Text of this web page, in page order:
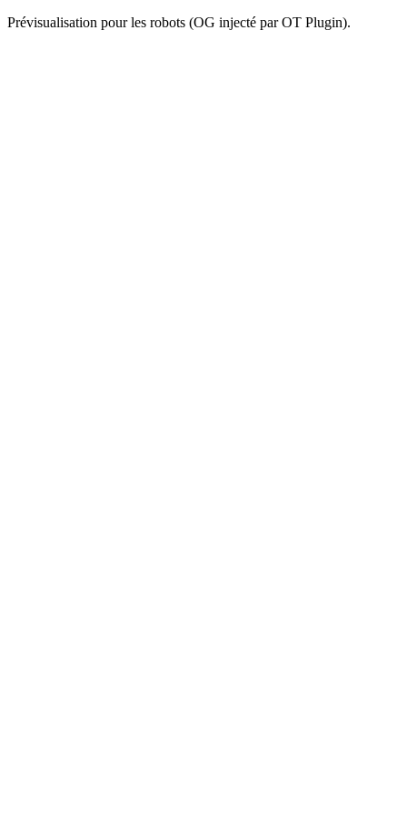
Prévisualisation pour les robots (OG injecté par OT Plugin).